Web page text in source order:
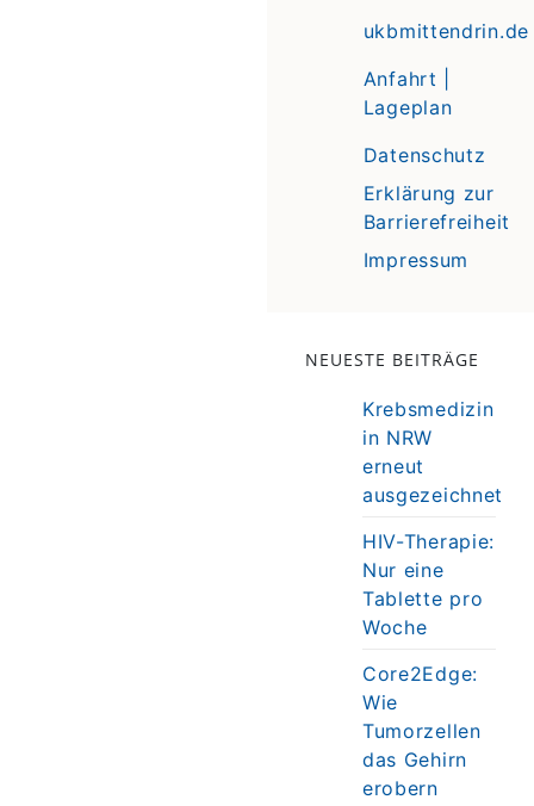
ukbmittendrin.de
Anfahrt |
Lageplan
Datenschutz
Erklärung zur
Barrierefreiheit
Impressum
NEUESTE BEITRÄGE
Krebsmedizin
in NRW
erneut
ausgezeichnet
HIV-Therapie:
Nur eine
Tablette pro
Woche
Core2Edge:
Wie
Tumorzellen
das Gehirn
erobern